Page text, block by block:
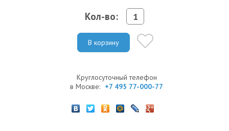
Кол-во:
В корзину
Круглосуточный телефон
в Москве: +7 495 77-000-77